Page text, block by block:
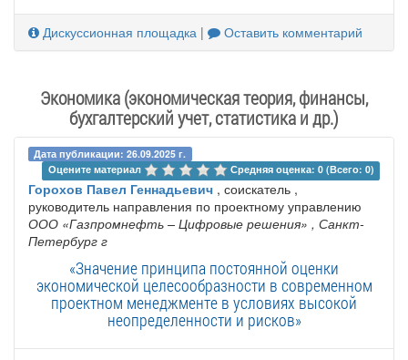
Дискуссионная площадка | Оставить комментарий
Экономика (экономическая теория, финансы,
бухгалтерский учет, статистика и др.)
Дата публикации: 26.09.2025 г.
Оцените материал
Средняя оценка: 0 (Всего: 0)
Горохов Павел Геннадьевич , соискатель ,
руководитель направления по проектному управлению
ООО «Газпромнефть – Цифровые решения» , Санкт-
Петербург г
«Значение принципа постоянной оценки
экономической целесообразности в современном
проектном менеджменте в условиях высокой
неопределенности и рисков»